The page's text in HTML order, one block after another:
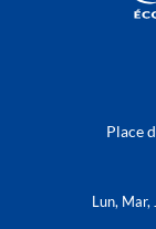
Place
Lun,